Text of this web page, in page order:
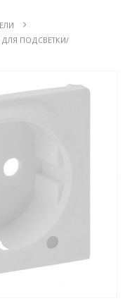
ДЛЯ ПОДСВЕТКИ/